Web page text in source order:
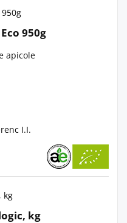
950g
apicole
I.I.
kg